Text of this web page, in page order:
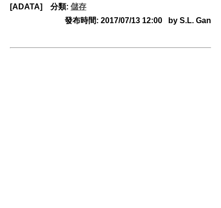
[ADATA] 分類: 儲存
發布時間: 2017/07/13 12:00 by S.L. Gan